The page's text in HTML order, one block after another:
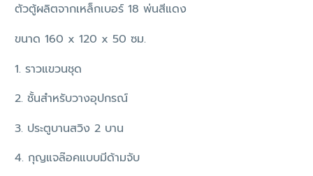
ตัวตู้ผลิตจากเหล็กเบอร์ 18 พ่นสีแดง
ขนาด 160 x 120 x 50 ซม.
1. ราวแขวนชุด
2. ชั้นสำหรับวางอุปกรณ์
3. ประตูบานสวิง 2 บาน
4. กุญแจล๊อคแบบมีด้ามจับ